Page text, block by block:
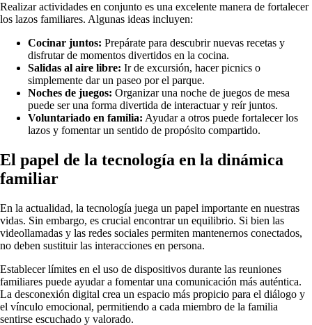
Realizar actividades en conjunto es una excelente manera de fortalecer
los lazos familiares. Algunas ideas incluyen:
Cocinar juntos: Prepárate para descubrir nuevas recetas y
disfrutar de momentos divertidos en la cocina.
Salidas al aire libre: Ir de excursión, hacer picnics o
simplemente dar un paseo por el parque.
Noches de juegos: Organizar una noche de juegos de mesa
puede ser una forma divertida de interactuar y reír juntos.
Voluntariado en familia: Ayudar a otros puede fortalecer los
lazos y fomentar un sentido de propósito compartido.
El papel de la tecnología en la dinámica
familiar
En la actualidad, la tecnología juega un papel importante en nuestras
vidas. Sin embargo, es crucial encontrar un equilibrio. Si bien las
videollamadas y las redes sociales permiten mantenernos conectados,
no deben sustituir las interacciones en persona.
Establecer límites en el uso de dispositivos durante las reuniones
familiares puede ayudar a fomentar una comunicación más auténtica.
La desconexión digital crea un espacio más propicio para el diálogo y
el vínculo emocional, permitiendo a cada miembro de la familia
sentirse escuchado y valorado.